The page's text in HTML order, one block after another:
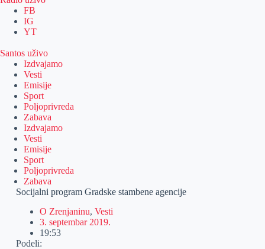
FB
IG
YT
Santos uživo
Izdvajamo
Vesti
Emisije
Sport
Poljoprivreda
Zabava
Izdvajamo
Vesti
Emisije
Sport
Poljoprivreda
Zabava
Socijalni program Gradske stambene agencije
O Zrenjaninu, Vesti
3. septembar 2019.
19:53
Podeli: